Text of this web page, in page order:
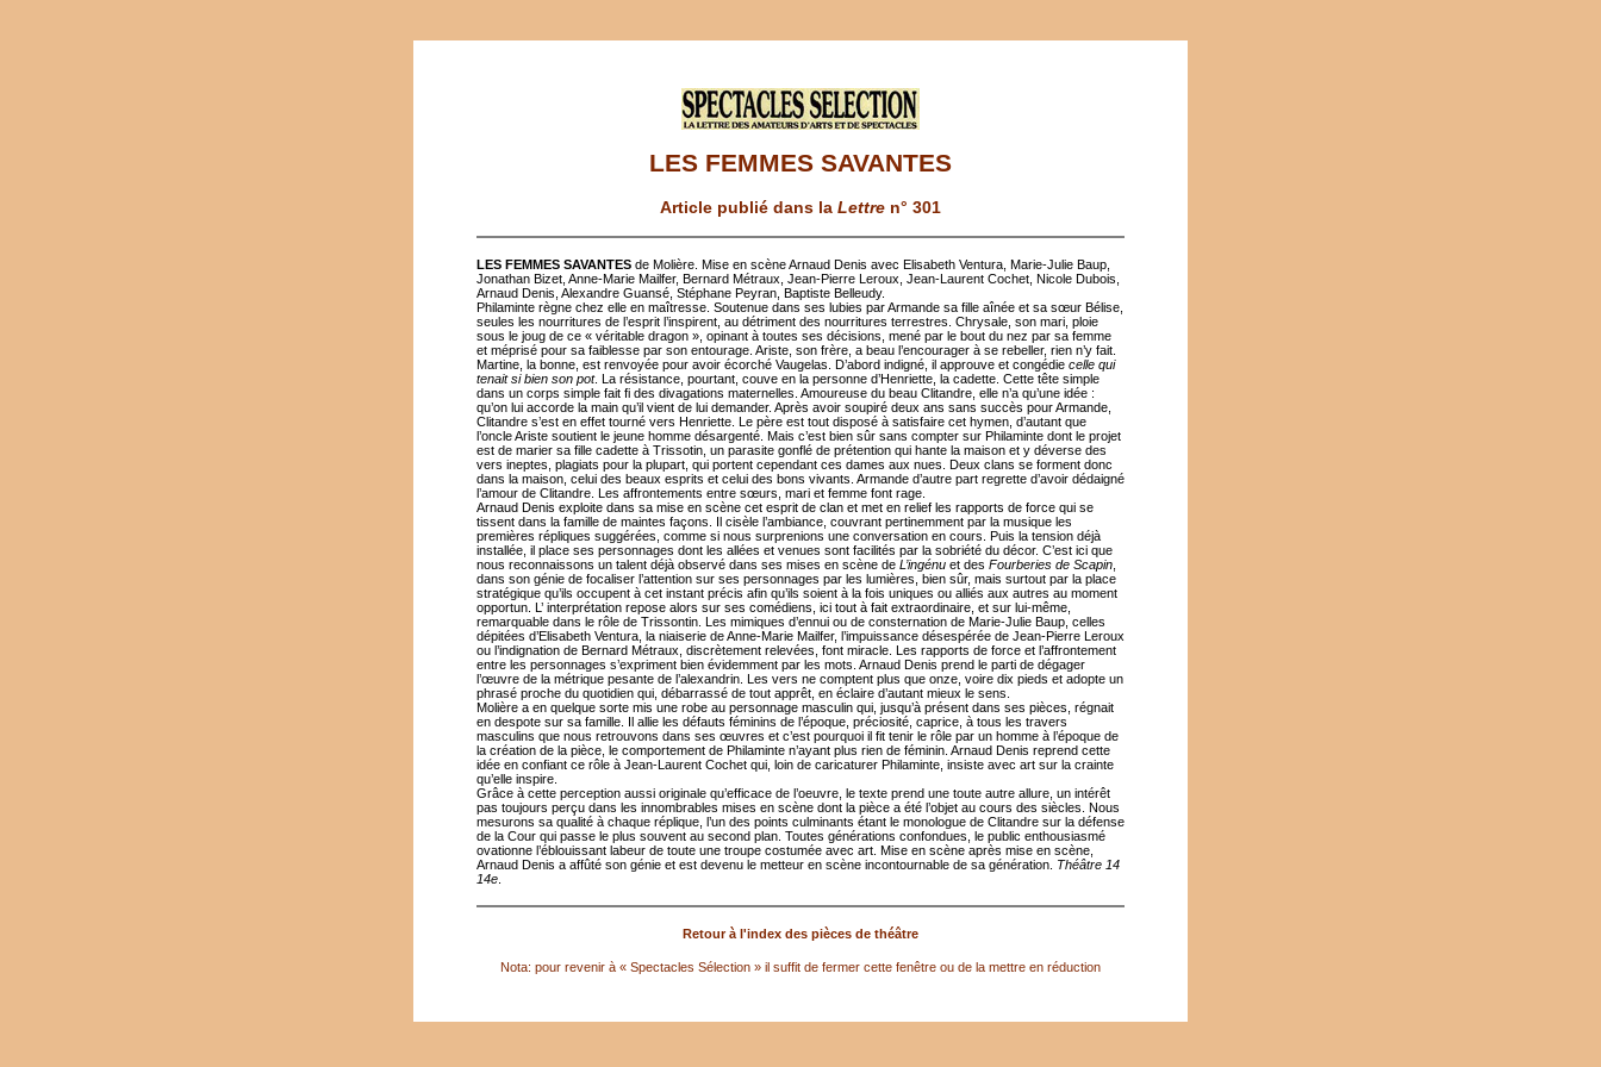
LES FEMMES SAVANTES
Article publié dans la Lettre n° 301
LES FEMMES SAVANTES de Molière. Mise en scène Arnaud Denis avec Elisabeth Ventura, Marie-Julie Baup,
Jonathan Bizet, Anne-Marie Mailfer, Bernard Métraux, Jean-Pierre Leroux, Jean-Laurent Cochet, Nicole Dubois,
Arnaud Denis, Alexandre Guansé, Stéphane Peyran, Baptiste Belleudy.
Philaminte règne chez elle en maîtresse. Soutenue dans ses lubies par Armande sa fille aînée et sa sœur Bélise,
seules les nourritures de l’esprit l’inspirent, au détriment des nourritures terrestres. Chrysale, son mari, ploie
sous le joug de ce « véritable dragon », opinant à toutes ses décisions, mené par le bout du nez par sa femme
et méprisé pour sa faiblesse par son entourage. Ariste, son frère, a beau l’encourager à se rebeller, rien n’y fait.
Martine, la bonne, est renvoyée pour avoir écorché Vaugelas. D’abord indigné, il approuve et congédie celle qui
tenait si bien son pot. La résistance, pourtant, couve en la personne d’Henriette, la cadette. Cette tête simple
dans un corps simple fait fi des divagations maternelles. Amoureuse du beau Clitandre, elle n’a qu’une idée :
qu’on lui accorde la main qu’il vient de lui demander. Après avoir soupiré deux ans sans succès pour Armande,
Clitandre s’est en effet tourné vers Henriette. Le père est tout disposé à satisfaire cet hymen, d’autant que
l’oncle Ariste soutient le jeune homme désargenté. Mais c’est bien sûr sans compter sur Philaminte dont le projet
est de marier sa fille cadette à Trissotin, un parasite gonflé de prétention qui hante la maison et y déverse des
vers ineptes, plagiats pour la plupart, qui portent cependant ces dames aux nues. Deux clans se forment donc
dans la maison, celui des beaux esprits et celui des bons vivants. Armande d’autre part regrette d’avoir dédaigné
l’amour de Clitandre. Les affrontements entre sœurs, mari et femme font rage.
Arnaud Denis exploite dans sa mise en scène cet esprit de clan et met en relief les rapports de force qui se
tissent dans la famille de maintes façons. Il cisèle l’ambiance, couvrant pertinemment par la musique les
premières répliques suggérées, comme si nous surprenions une conversation en cours. Puis la tension déjà
installée, il place ses personnages dont les allées et venues sont facilités par la sobriété du décor. C’est ici que
nous reconnaissons un talent déjà observé dans ses mises en scène de L’ingénu et des Fourberies de Scapin
dans son génie de focaliser l’attention sur ses personnages par les lumières, bien sûr, mais surtout par la place
stratégique qu’ils occupent à cet instant précis afin qu’ils soient à la fois uniques ou alliés aux autres au moment
opportun. L’ interprétation repose alors sur ses comédiens, ici tout à fait extraordinaire, et sur lui-même,
remarquable dans le rôle de Trissontin. Les mimiques d’ennui ou de consternation de Marie-Julie Baup, celles
dépitées d’Elisabeth Ventura, la niaiserie de Anne-Marie Mailfer, l’impuissance désespérée de Jean-Pierre Leroux
ou l’indignation de Bernard Métraux, discrètement relevées, font miracle. Les rapports de force et l’affrontement
entre les personnages s’expriment bien évidemment par les mots. Arnaud Denis prend le parti de dégager
l’œuvre de la métrique pesante de l’alexandrin. Les vers ne comptent plus que onze, voire dix pieds et adopte un
phrasé proche du quotidien qui, débarrassé de tout apprêt, en éclaire d’autant mieux le sens.
Molière a en quelque sorte mis une robe au personnage masculin qui, jusqu’à présent dans ses pièces, régnait
en despote sur sa famille. Il allie les défauts féminins de l’époque, préciosité, caprice, à tous les travers
masculins que nous retrouvons dans ses œuvres et c’est pourquoi il fit tenir le rôle par un homme à l’époque de
la création de la pièce, le comportement de Philaminte n’ayant plus rien de féminin. Arnaud Denis reprend cette
idée en confiant ce rôle à Jean-Laurent Cochet qui, loin de caricaturer Philaminte, insiste avec art sur la crainte
qu’elle inspire.
Grâce à cette perception aussi originale qu’efficace de l’oeuvre, le texte prend une toute autre allure, un intérêt
pas toujours perçu dans les innombrables mises en scène dont la pièce a été l’objet au cours des siècles. Nous
mesurons sa qualité à chaque réplique, l’un des points culminants étant le monologue de Clitandre sur la défense
de la Cour qui passe le plus souvent au second plan. Toutes générations confondues, le public enthousiasmé
ovationne l’éblouissant labeur de toute une troupe costumée avec art. Mise en scène après mise en scène,
Arnaud Denis a affûté son génie et est devenu le metteur en scène incontournable de sa génération. Théâtre 14
14e
Retour à l'index des pièces de théâtre
Nota: pour revenir à « Spectacles Sélection » il suffit de fermer cette fenêtre ou de la mettre en réduction